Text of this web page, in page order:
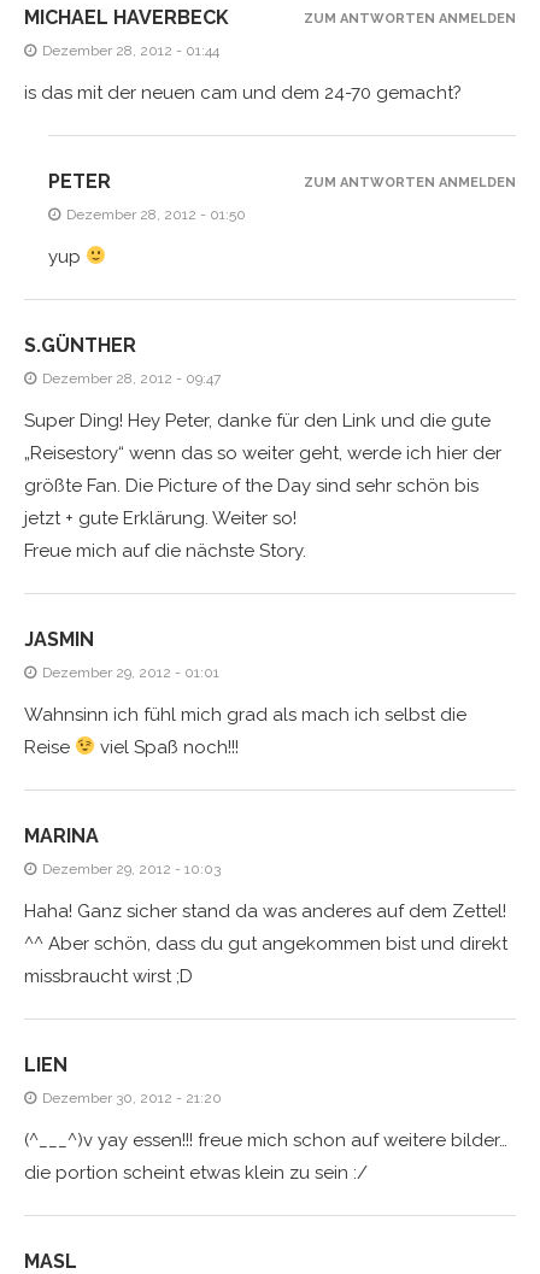
MICHAEL HAVERBECK
Dezember 28, 2012 - 01:44
is das mit der neuen cam und dem 24-70 gemacht?
ZUM ANTWORTEN ANMELDEN
PETER
Dezember 28, 2012 - 01:50
yup
ZUM ANTWORTEN ANMELDEN
S.GÜNTHER
Dezember 28, 2012 - 09:47
Super Ding! Hey Peter, danke für den Link und die gute
„Reisestory“ wenn das so weiter geht, werde ich hier der
größte Fan. Die Picture of the Day sind sehr schön bis
jetzt + gute Erklärung. Weiter so!
Freue mich auf die nächste Story.
JASMIN
Dezember 29, 2012 - 01:01
Wahnsinn ich fühl mich grad als mach ich selbst die
Reise
viel Spaß noch!!!
MARINA
Dezember 29, 2012 - 10:03
Haha! Ganz sicher stand da was anderes auf dem Zettel!
^^ Aber schön, dass du gut angekommen bist und direkt
missbraucht wirst ;D
LIEN
Dezember 30, 2012 - 21:20
(^___^)v yay essen!!! freue mich schon auf weitere bilder…
die portion scheint etwas klein zu sein :/
MASL